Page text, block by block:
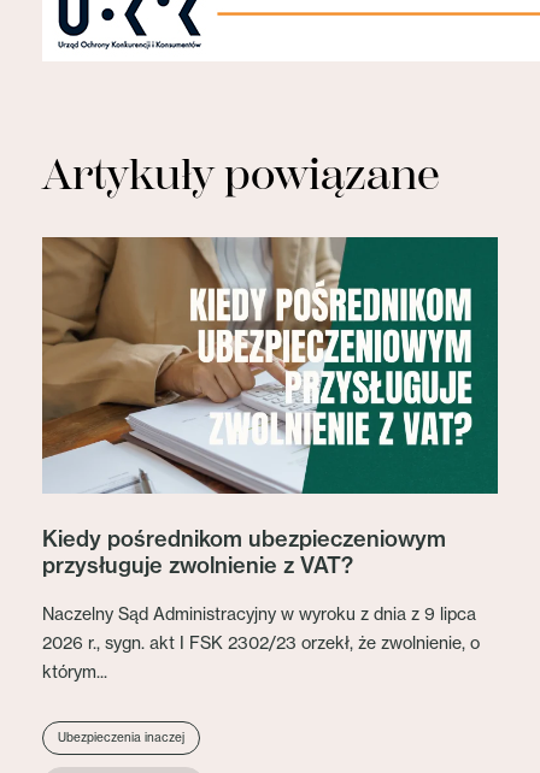
Artykuły powiązane
Kiedy pośrednikom ubezpieczeniowym
przysługuje zwolnienie z VAT?
Naczelny Sąd Administracyjny w wyroku z dnia z 9 lipca
2026 r., sygn. akt I FSK 2302/23 orzekł, że zwolnienie, o
którym...
Ubezpieczenia inaczej